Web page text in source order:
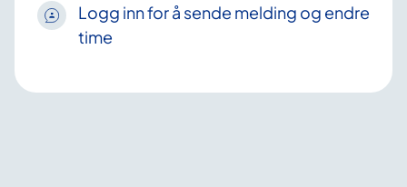
Logg inn for å sende melding og endre
time